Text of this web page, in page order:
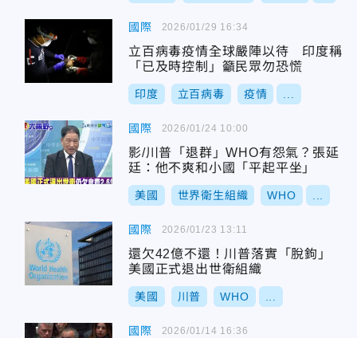
國際
立百病毒疫情全球嚴陣以待 印度稱
「已及時控制」籲民眾勿恐慌
印度 立百病毒 疫情
2026/01/29 16:34
國際
影/川普「退群」WHO有怨氣？張延
廷：他不爽和小國「平起平坐」
美國 世界衛生組織 WHO
2026/01/24 10:00
國際
還欠42億不還！川普落實「脫鉤」
美國正式退出世衛組織
美國 川普 WHO
2026/01/23 13:11
國際 2026/01/14 16:36